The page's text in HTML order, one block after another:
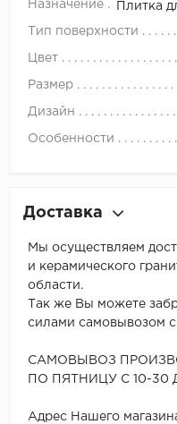
Назначение Плитка
Тип поверхности
Цвет
Размер
Дизайн
Особенности
Доставка
Мы осуществляем
и керамического
области.
Так же Вы можете
силами самовывозом
САМОВЫВОЗ
ПО ПЯТНИЦУ С 10-30
Адрес Нашего